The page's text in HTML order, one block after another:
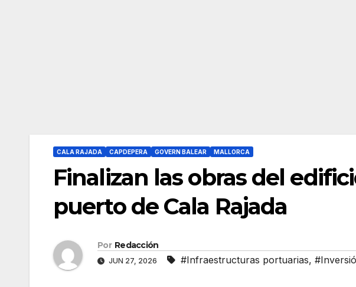
CALA RAJADA CAPDEPERA GOVERN BALEAR MALLORCA
Finalizan las obras del
puerto de Cala Rajada
Por Redacción
JUN 27, 2026 #Infraestructuras portuarias,